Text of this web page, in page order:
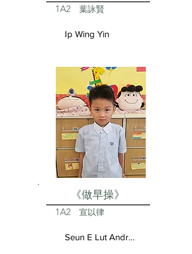
1A2 葉詠賢
Ip Wing Yin
《做早操》
1A2 宣以律
Seun E Lut Andrea